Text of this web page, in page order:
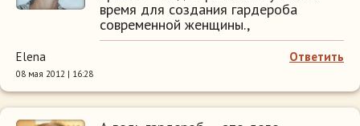
время для создания гардероба
современной женщины.,
Ответить
Elena
08 мая 2012 | 16:28